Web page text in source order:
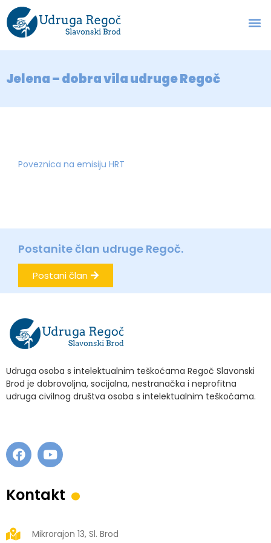
Jelena – dobra vila udruge Regoč
Poveznica na emisiju HRT
Postanite član udruge Regoč.
Postani član
Udruga osoba s intelektualnim teškoćama Regoč Slavonski
Brod je dobrovoljna, socijalna, nestranačka i neprofitna
udruga civilnog društva osoba s intelektualnim teškoćama.
Kontakt .
Mikrorajon 13, Sl. Brod